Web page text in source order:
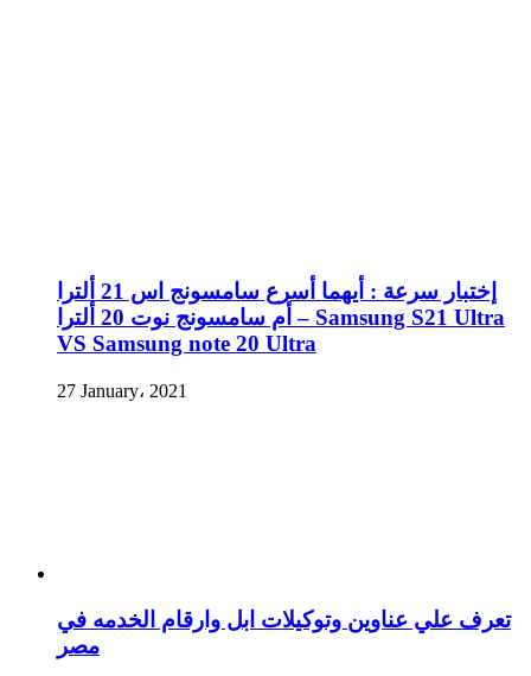
إختبار سرعة : أيهما أسرع سامسونج اس 21 ألترا
أم سامسونج نوت 20 ألترا – Samsung S21 Ultra
VS Samsung note 20 Ultra
27 January، 2021
تعرف علي عناوين وتوكيلات ابل وارقام الخدمه في
مصر